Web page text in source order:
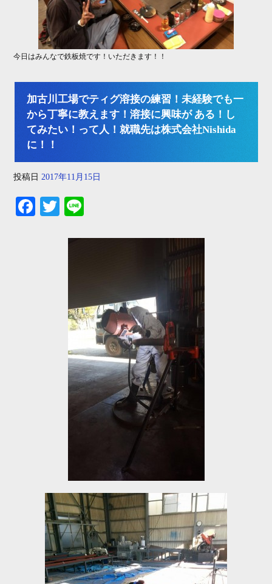
今日はみんなで鉄板焼です！いただきます！！
加古川工場でティグ溶接の練習！未経験でも一
から丁寧に教えます！溶接に興味が ある！し
てみたい！って人！就職先は株式会社Nishida
に！！
投稿日 2017年11月15日
Fa T
tte